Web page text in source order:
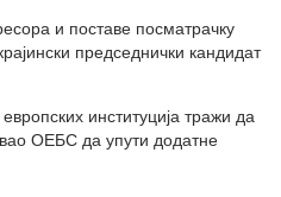
и поставе посматрачку
председнички кандидат
институција тражи да
ОЕБС да упути додатне